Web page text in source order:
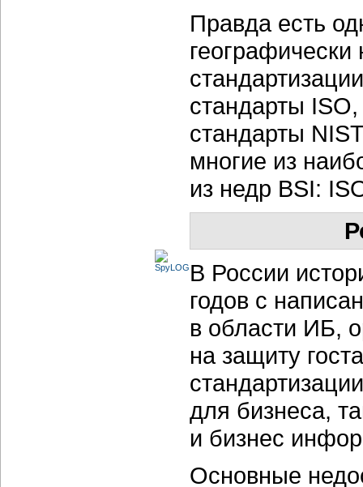
Правда есть
географически
стандарты
стандарты
многие из
из недр BSI:
В России
годов с
в области ИБ,
на защиту
для бизнеса,
и бизнес
Основные